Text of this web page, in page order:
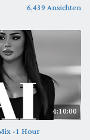
6,439 Ansichten
4:10:00
-1 Hour